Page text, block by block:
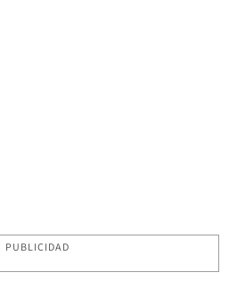
PUBLICIDAD